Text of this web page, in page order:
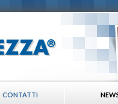
CONTATTI